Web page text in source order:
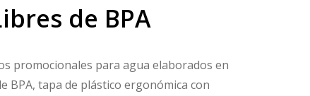
de BPA
promocionales para agua elaborados en
BPA, tapa de plástico ergonómica con